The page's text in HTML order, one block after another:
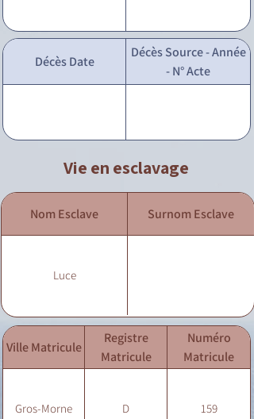
Décès Date
Décès Source - Année
- N° Acte
Vie en esclavage
Nom Esclave Surnom Esclave
Luce
Ville Matricule
Registre
Matricule
Numéro
Matricule
Gros-Morne D 159